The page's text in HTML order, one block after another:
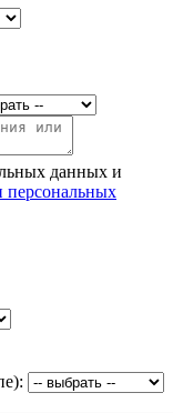
данных и
персональных